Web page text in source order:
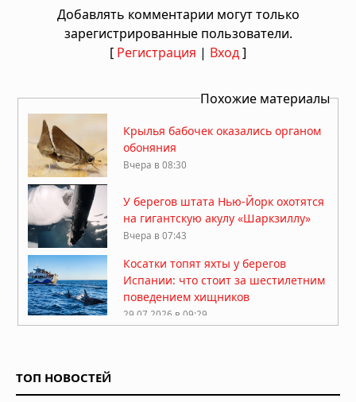
Добавлять комментарии могут только
зарегистрированные пользователи.
[ Регистрация | Вход]
Похожие материалы
Крылья бабочек оказались органом
обоняния
Вчера в 08:30
У берегов штата Нью-Йорк охотятся
на гигантскую акулу «Шаркзиллу»
Вчера в 07:43
Косатки топят яхты у берегов
Испании: что стоит за шестилетним
поведением хищников
29.07.2026 в 09:29
ТОП НОВОСТЕЙ